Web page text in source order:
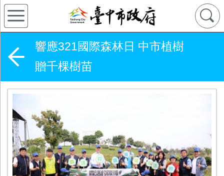
響應321國際森林日 中市植樹
贈千棵樹苗